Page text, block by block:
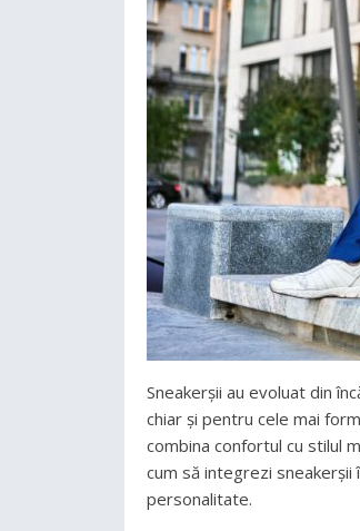
Sneakerșii au evoluat din
chiar și pentru cele mai
combina confortul cu stilul
cum să integrezi sneakerșii
personalitate.